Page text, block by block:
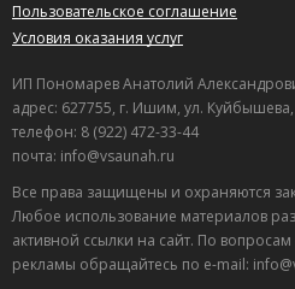
Пользовательское соглашение
Условия оказания услуг
ИП Пономарев Анатолий
адрес: 627755, г. Ишим, ул.
телефон: 8 (922) 472-33-44
почта: info@vsaunah.ru
Все права защищены и охраняются
Любое использование материалов
активной ссылки на сайт. По
рекламы обращайтесь по e-mail: